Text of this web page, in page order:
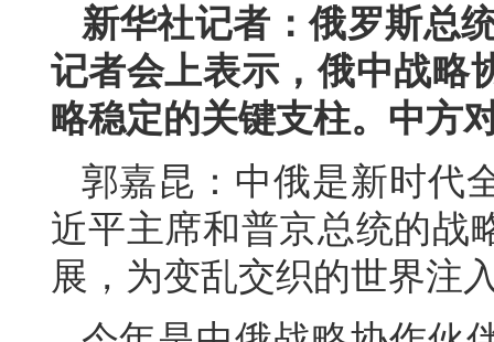
新华社记者：俄罗斯总
记者会上表示，俄中战略
略稳定的关键支柱。中方
郭嘉昆：中俄是新时代
近平主席和普京总统的战
展，为变乱交织的世界注